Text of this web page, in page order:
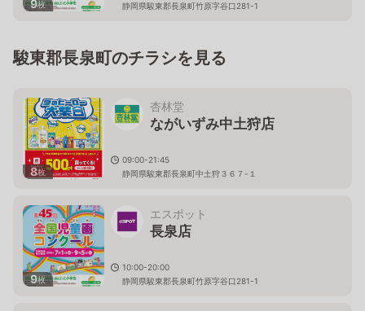
9枚 静岡県駿東郡長泉町竹原字谷口281-1
駿東郡長泉町のチラシを見る
8枚
杏林堂
ながいずみ中土狩店
09:00-21:45
静岡県駿東郡長泉町中土狩３６７-１
9枚
エスポット
長泉店
10:00-20:00
静岡県駿東郡長泉町竹原字谷口281-1